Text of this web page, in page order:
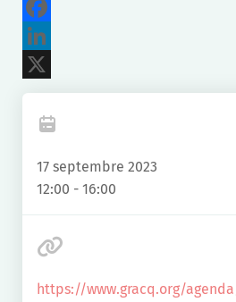
Facebook
LinkedIn
X
17 septembre 2023
12:00 - 16:00
https://www.gracq.org/